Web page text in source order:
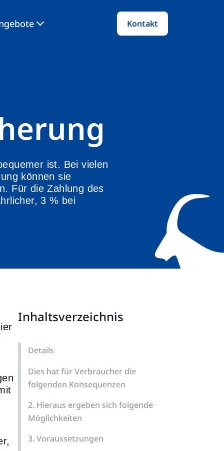
Kontakt
ist. Bei vielen
können sie
Für die Zahlung des
3 % bei
Inhaltsverzeichnis
Details
Dies hat für Verbraucher die
folgenden Konsequenzen
2. Hieraus ergeben sich folgende
Möglichkeiten
3. Voraussetzungen